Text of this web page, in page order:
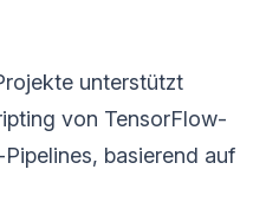
unterstützt
von TensorFlow-
basierend auf